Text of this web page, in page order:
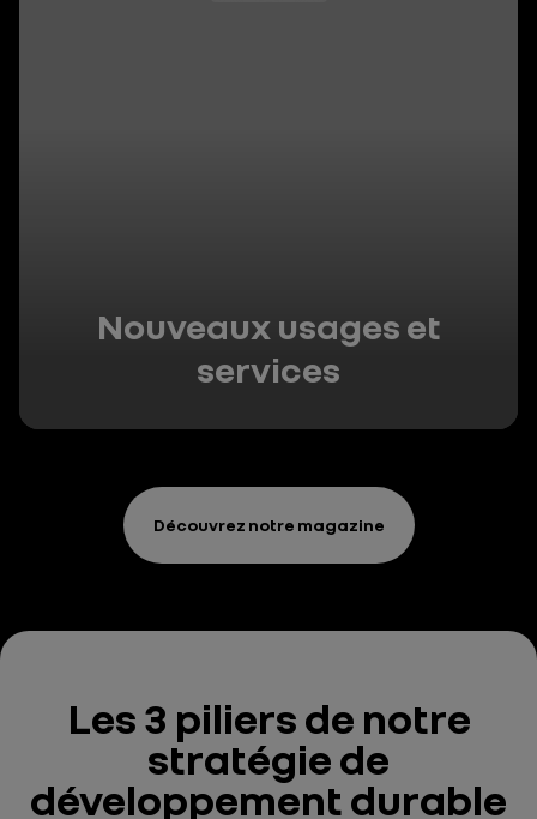
Nouveaux usages et
services
Découvrez notre magazine
Les 3 piliersde notre
stratégiede
développement durable